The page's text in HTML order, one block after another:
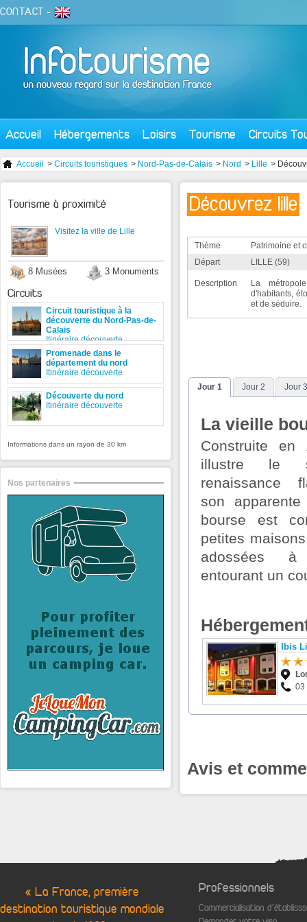
CONTACT -
Accueil Hébergements Loisirs Tourisme Circuits
Accueil > Circuits touristiques > Nord-Pas-de-Calais > Nord > Lille >
Découvrez lille
Thème
Patrimoine et
Départ
LILLE (59)
Description
La
d'habitants,
et de séduire.
Jour 1 Jour 2 Jour
La vieille
Construite en
illustre le
renaissance
son
bourse est
petites
adossées
entourant un
Ibis
03
Avis et
Tourisme à proximité
Visitez la ville de Lille
8 Musées 3 Monuments
Circuits
Circuit touristique à la
découverte du Nord-Pas-de-
Calais
Itinéraire découverte
Promenade dans le
département du nord
Itinéraire découverte
Découverte du nord
Itinéraire découverte
Informations dans un rayon de 30 km
Nos partenaires
« La France, première
destination touristique mondiale
Professionnels
Commercialisation